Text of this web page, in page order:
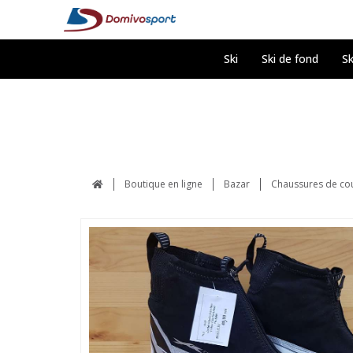
Ski Ski de fond
Boutique en ligne Bazar Chaussures de